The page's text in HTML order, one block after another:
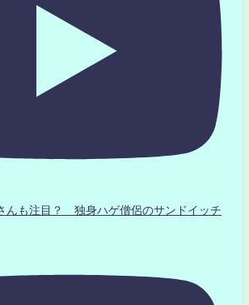
んも注目？ 独身ハゲ僧侶のサンドイッチ